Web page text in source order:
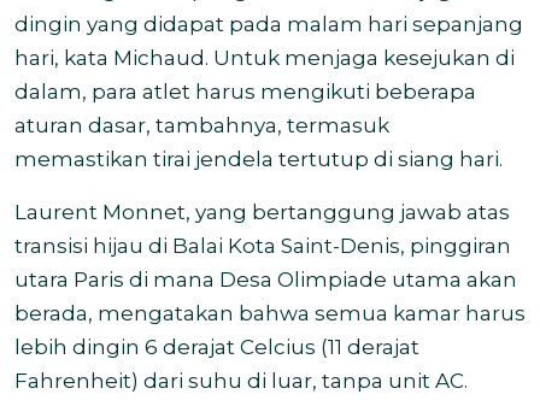
dingin yang didapat pada malam hari sepanjang
hari, kata Michaud. Untuk menjaga kesejukan di
dalam, para atlet harus mengikuti beberapa
aturan dasar, tambahnya, termasuk
memastikan tirai jendela tertutup di siang hari.
Laurent Monnet, yang bertanggung jawab atas
transisi hijau di Balai Kota Saint-Denis, pinggiran
utara Paris di mana Desa Olimpiade utama akan
berada, mengatakan bahwa semua kamar harus
lebih dingin 6 derajat Celcius (11 derajat
Fahrenheit) dari suhu di luar, tanpa unit AC.